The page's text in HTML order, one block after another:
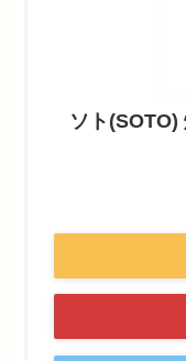
ソト(SOTO)